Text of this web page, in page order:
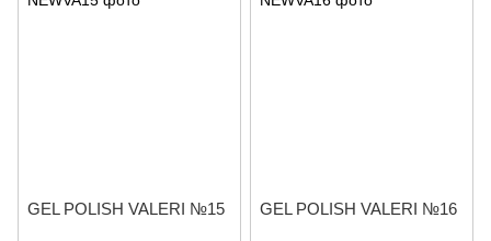
GEL POLISH VALERI №15 GEL POLISH VALERI №16